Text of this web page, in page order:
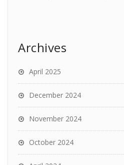
Archives
April 2025
December 2024
November 2024
October 2024